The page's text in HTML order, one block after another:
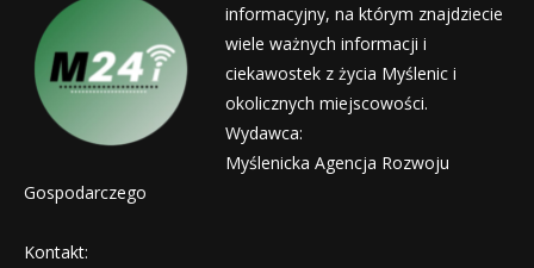
informacyjny, na którym znajdziecie
wiele ważnych informacji i
ciekawostek z życia Myślenic i
okolicznych miejscowości.
Wydawca:
Myślenicka Agencja Rozwoju
Gospodarczego
Kontakt: